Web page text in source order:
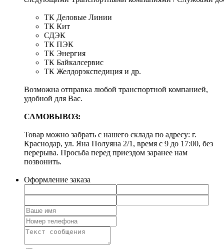
ТК Деловые Линии
ТК Кит
СДЭК
ТК ПЭК
ТК Энергия
ТК Байкалсервис
ТК Желдорэкспедиция и др.
Возможна отправка любой транспортной компанией,
удобной для Вас.
САМОВЫВОЗ:
Товар можно забрать с нашего склада по адресу: г.
Краснодар, ул. Яна Полуяна 2/1, время с 9 до 17:00, без
перерыва. Просьба перед приездом заранее нам
позвонить.
Оформление заказа